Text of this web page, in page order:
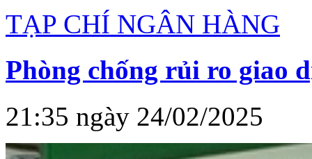
TẠP CHÍ NGÂN HÀNG
Phòng chống rủi ro giao
21:35 ngày 24/02/2025